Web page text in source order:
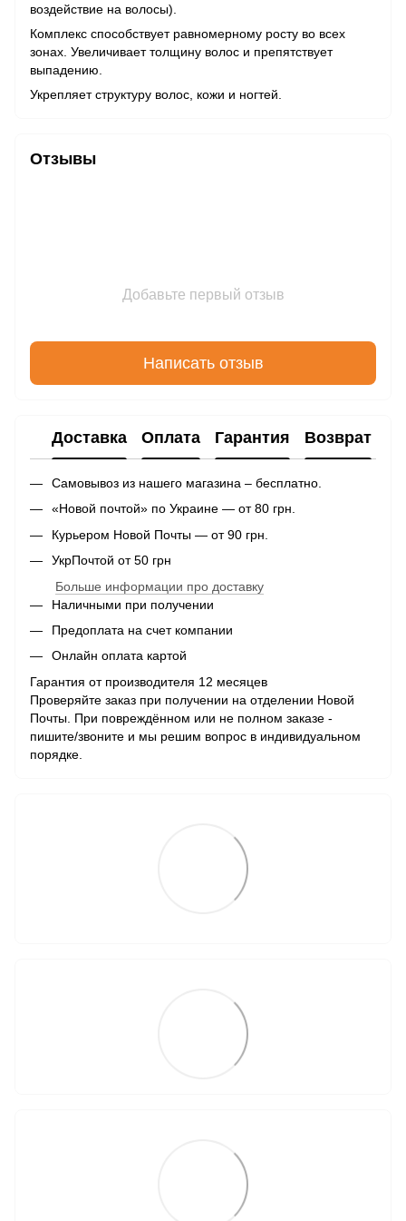
воздействие на волосы).
Комплекс способствует равномерному росту во всех
зонах. Увеличивает толщину волос и препятствует
выпадению.
Укрепляет структуру волос, кожи и ногтей.
Отзывы
Добавьте первый отзыв
Написать отзыв
Доставка Оплата Гарантия Возврат
Самовывоз из нашего магазина – бесплатно.
«Новой почтой» по Украине — от 80 грн.
Курьером Новой Почты — от 90 грн.
УкрПочтой от 50 грн
Больше информации про доставку
Наличными при получении
Предоплата на счет компании
Онлайн оплата картой
Гарантия от производителя 12 месяцев
Проверяйте заказ при получении на отделении Новой
Почты. При повреждённом или не полном заказе -
пишите/звоните и мы решим вопрос в индивидуальном
порядке.